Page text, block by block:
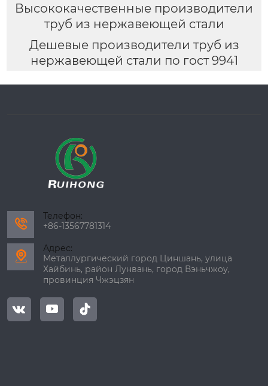
Высококачественные производители
труб из нержавеющей стали
Дешевые производители труб из
нержавеющей стали по гост 9941

Телефон:
+86-13567781314

Адрес:
Металлургический город Циншань, улица
Хайбинь, район Лунвань, город Вэньчжоу,
провинция Чжэцзян
  